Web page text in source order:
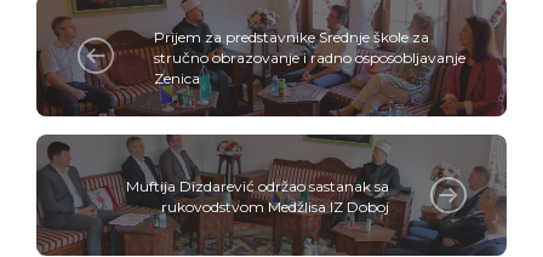
Prijem za predstavnike Srednje škole za
stručno obrazovanje i radno osposobljavanje
Zenica
Muftija Dizdarević održao sastanak sa
rukovodstvom Medžlisa IZ Doboj